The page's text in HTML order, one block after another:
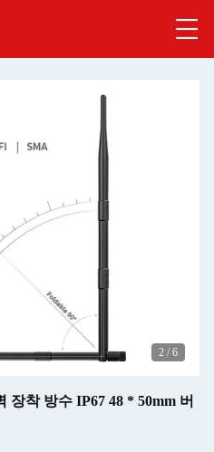
2 / 6
장착 방수 IP67 48 * 50mm 버